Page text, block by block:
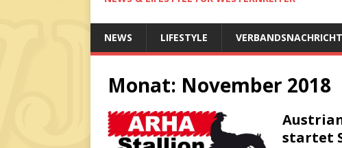
NEWS LIFESTYLE
Monat: November 2018
startet